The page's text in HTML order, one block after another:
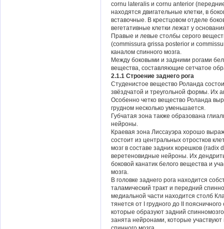
cornu lateralis и cornu anterior
находятся двигательные клетки, в
вставочные. В крестцовом отделе
вегетативные клетки лежат у
Правые и левые столбы серого
(commissura grissa posterior и
каналом спинного мозга.
Между боковыми и задними рогами
вещества, составляющие сетчатое
2.1.1 Строение заднего рога
Студенистое вещество Роланда
звёздчатой и треугольной формы. Их
Особенно четко вещество Роланда
грудном несколько уменьшается.
Губчатая зона также образована
нейроны.
Краевая зона Лиссауэра хорошо
состоит из центральных отростков
мозг в составе задних корешков
веретеновидные нейроны. Их
боковой канатик белого вещества и
мозга.
В головке заднего рога находится
таламический тракт и передний
медиальной части находится столб
тянется от I грудного до II
которые образуют задний
занята нейронами, которые